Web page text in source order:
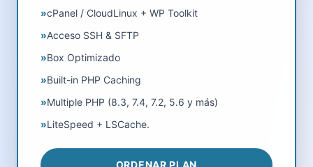
»cPanel / CloudLinux + WP Toolkit
»Acceso SSH & SFTP
»Box Optimizado
»Built-in PHP Caching
»Multiple PHP (8.3, 7.4, 7.2, 5.6 y más)
»LiteSpeed + LSCache.
ORDENAR PLAN